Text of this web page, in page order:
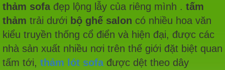
thảm sofađẹp lộng lẫy của riêng mình . tấm
thảm trải dưới bộ ghế salon có nhiều hoa văn
kiểu truyền thống cổ điển và hiện đại, được các
nhà sản xuất nhiều nơi trên thế giới đặt biệt quan
tấm tới, thảm lót sofa được dệt theo dây